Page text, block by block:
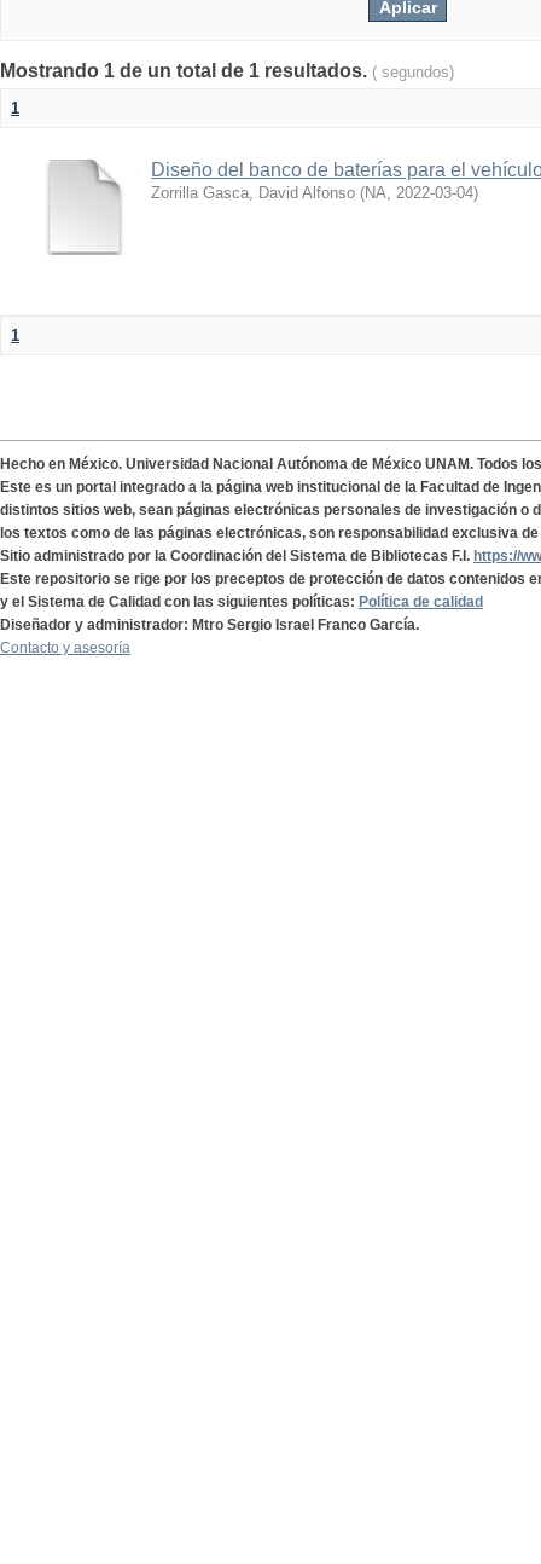
Mostrando 1 de un total de 1 resultados. ( segundos)
1
Diseño del banco de baterías para el
Zorrilla Gasca, David Alfonso (NA, 2022-03-04)
1
Hecho en México. Universidad Nacional Autónoma de México UNAM. Todos
Este es un portal integrado a la página web institucional de la Facultad de
distintos sitios web, sean páginas electrónicas personales de investigación o
los textos como de las páginas electrónicas, son responsabilidad exclusiva
Sitio administrado por la Coordinación del Sistema de Bibliotecas F.I. https://
Este repositorio se rige por los preceptos de protección de datos contenidos
y el Sistema de Calidad con las siguientes políticas: Política de calidad
Diseñador y administrador: Mtro Sergio Israel Franco García.
Contacto y asesoría